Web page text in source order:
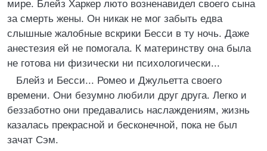
мире. Блейз Харкер люто возненавидел своего сына
за смерть жены. Он никак не мог забыть едва
слышные жалобные вскрики Бесси в ту ночь. Даже
анестезия ей не помогала. К материнству она была
не готова ни физически ни психологически...
Блейз и Бесси... Ромео и Джульетта своего
времени. Они безумно любили друг друга. Легко и
беззаботно они предавались наслаждениям, жизнь
казалась прекрасной и бесконечной, пока не был
зачат Сэм.